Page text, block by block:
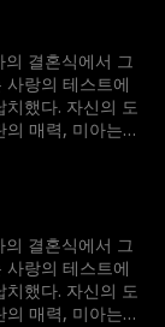
결혼식에서 그
랑의 테스트에
했다. 자신의 도
의 매력, 미아는
결혼식에서 그
랑의 테스트에
했다. 자신의 도
의 매력, 미아는